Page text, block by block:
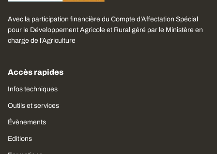
Avec la participation financière du Compte d’Affectation Spécial
pour le Développement Agricole et Rural géré par le Ministère en
charge de l’Agriculture
Accès rapides
Infos techniques
Outils et services
Évènements
Editions